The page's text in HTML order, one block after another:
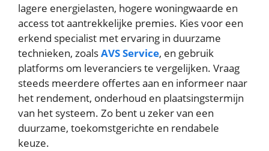
lagere energielasten, hogere woningwaarde en
access tot aantrekkelijke premies. Kies voor een
erkend specialist met ervaring in duurzame
technieken, zoalsAVS Service, en gebruik
platforms om leveranciers te vergelijken. Vraag
steeds meerdere offertes aan en informeer naar
het rendement, onderhoud en plaatsingstermijn
van het systeem. Zo bent u zeker van een
duurzame, toekomstgerichte en rendabele
keuze.